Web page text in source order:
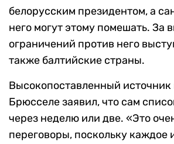
белорусским президентом, а
него могут этому помешать. За
ограничений против него
также балтийские страны.
Высокопоставленный источник
Брюсселе заявил, что сам
через неделю или две. «Это
переговоры, поскольку каждое